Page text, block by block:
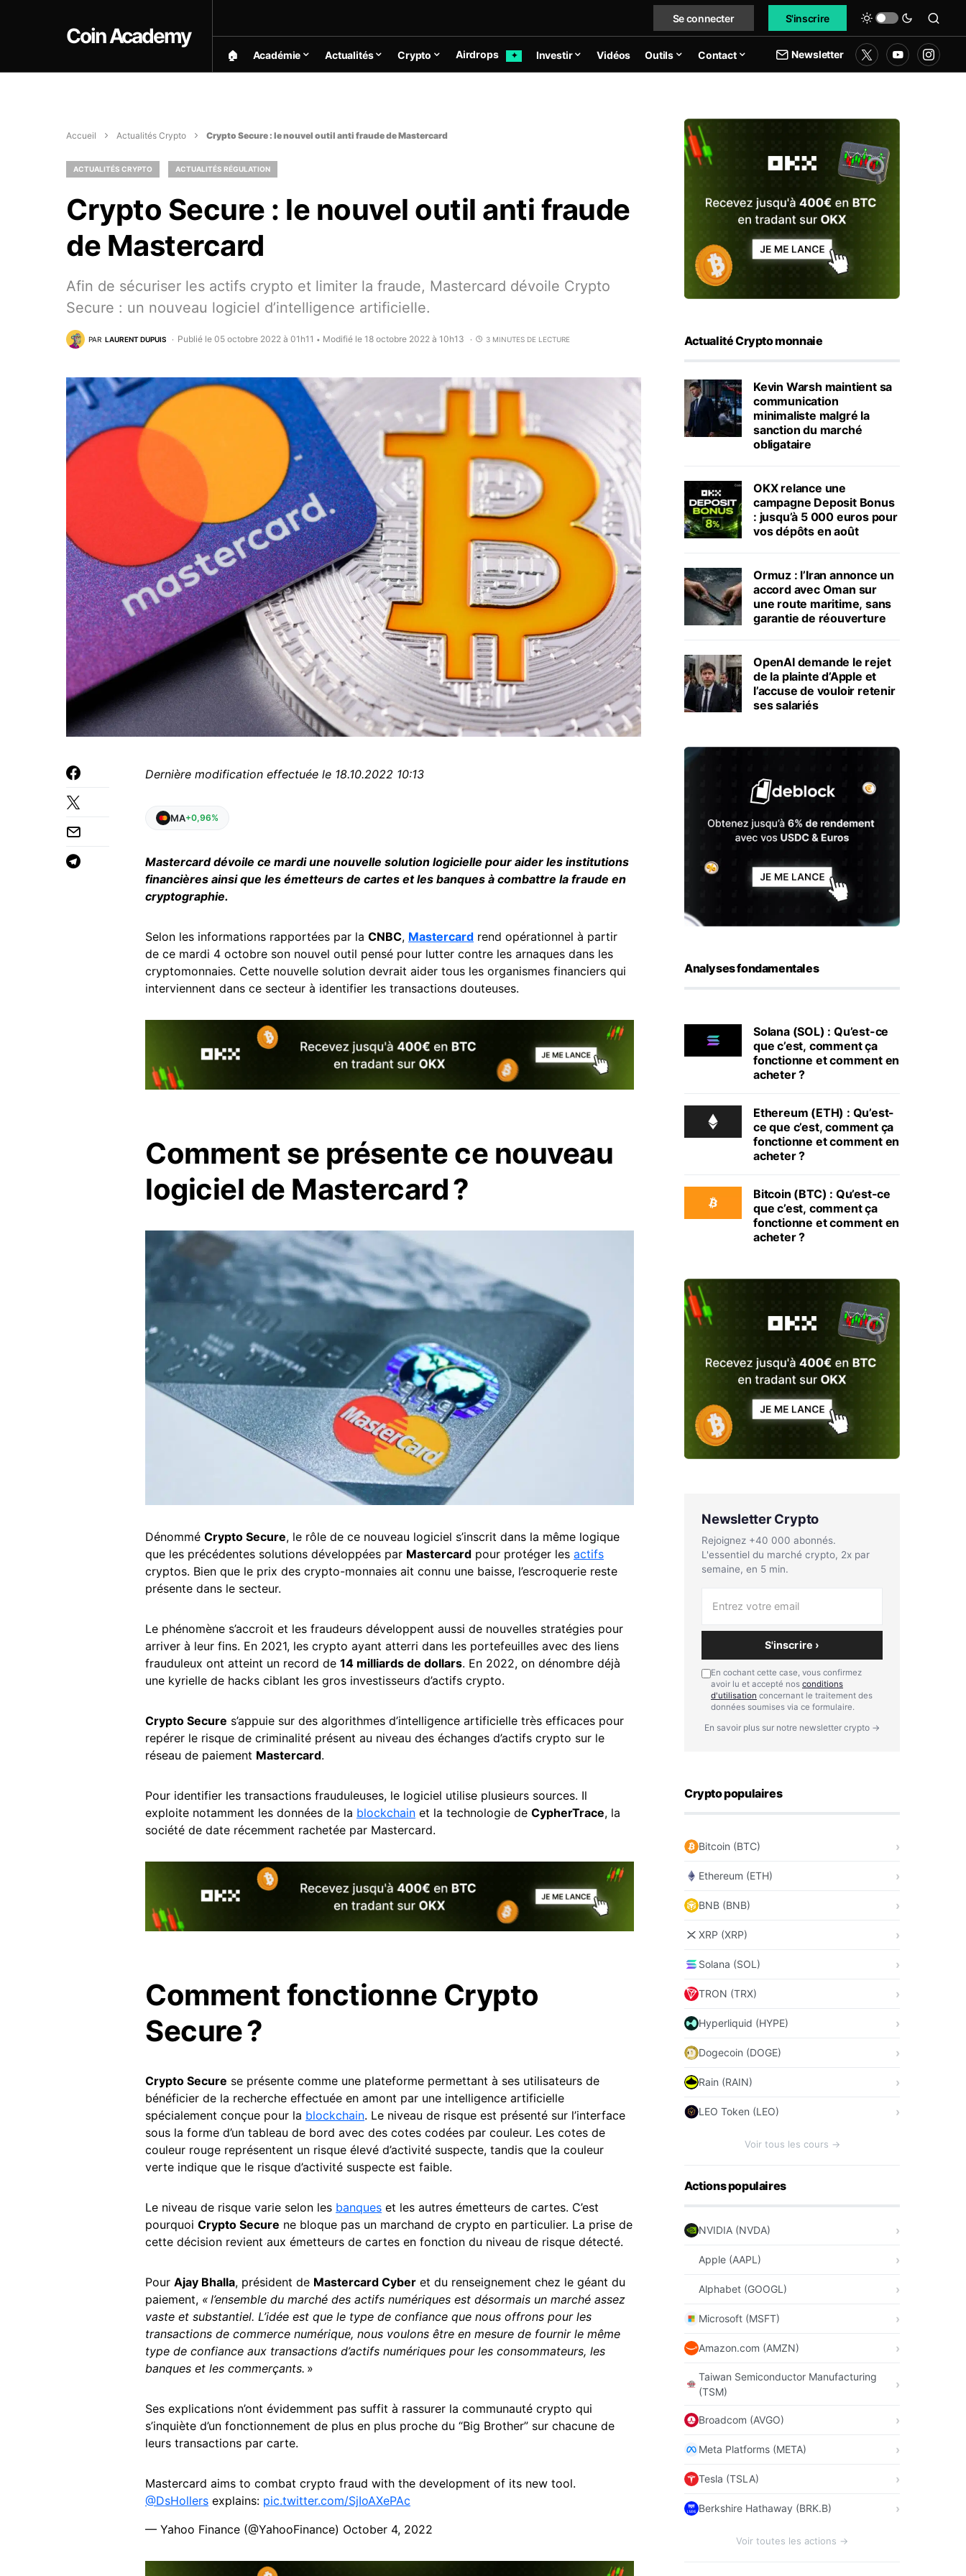
Coin Academy
Se connecter S'inscrire
🏠︎ Académie Actualités Crypto Airdrops ✦ Investir Vidéos Outils Contact Newsletter
Accueil Actualités Crypto Crypto Secure : le nouvel outil anti fraude de Mastercard
ACTUALITÉS CRYPTO ACTUALITÉS RÉGULATION
Crypto Secure : le nouvel outil anti fraude
de Mastercard
Afin de sécuriser les actifs crypto et limiter la fraude, Mastercard dévoile Crypto
Secure : un nouveau logiciel d’intelligence artificielle.
PAR LAURENT DUPUIS Publié le 05 octobre 2022 à 01h11 • Modifié le 18 octobre 2022 à 10h13 3 MINUTES DE LECTURE
Dernière modification effectuée le 18.10.2022 10:13
MA+0,96%
Mastercard dévoile ce mardi une nouvelle solution logicielle pour aider les institutions
financières ainsi que les émetteurs de cartes et les banques à combattre la fraude en
cryptographie.
Selon les informations rapportées par la CNBC, Mastercard rend opérationnel à partir
de ce mardi 4 octobre son nouvel outil pensé pour lutter contre les arnaques dans les
cryptomonnaies. Cette nouvelle solution devrait aider tous les organismes financiers qui
interviennent dans ce secteur à identifier les transactions douteuses.
Comment se présente ce nouveau
logiciel de Mastercard ?
Dénommé Crypto Secure, le rôle de ce nouveau logiciel s’inscrit dans la même logique
que les précédentes solutions développées par Mastercard pour protéger les actifs
cryptos. Bien que le prix des crypto-monnaies ait connu une baisse, l’escroquerie reste
présente dans le secteur.
Le phénomène s’accroit et les fraudeurs développent aussi de nouvelles stratégies pour
arriver à leur fins. En 2021, les crypto ayant atterri dans les portefeuilles avec des liens
frauduleux ont atteint un record de 14 milliards de dollars. En 2022, on dénombre déjà
une kyrielle de hacks ciblant les gros investisseurs d’actifs crypto.
Crypto Secure s’appuie sur des algorithmes d’intelligence artificielle très efficaces pour
repérer le risque de criminalité présent au niveau des échanges d’actifs crypto sur le
réseau de paiement Mastercard.
Pour identifier les transactions frauduleuses, le logiciel utilise plusieurs sources. Il
exploite notamment les données de la blockchain et la technologie de CypherTrace, la
société de date récemment rachetée par Mastercard.
Comment fonctionne Crypto
Secure ?
Crypto Secure se présente comme une plateforme permettant à ses utilisateurs de
bénéficier de la recherche effectuée en amont par une intelligence artificielle
spécialement conçue pour la blockchain. Le niveau de risque est présenté sur l’interface
sous la forme d’un tableau de bord avec des cotes codées par couleur. Les cotes de
couleur rouge représentent un risque élevé d’activité suspecte, tandis que la couleur
verte indique que le risque d’activité suspecte est faible.
Le niveau de risque varie selon les banques et les autres émetteurs de cartes. C’est
pourquoi Crypto Secure ne bloque pas un marchand de crypto en particulier. La prise de
cette décision revient aux émetteurs de cartes en fonction du niveau de risque détecté.
Pour Ajay Bhalla, président de Mastercard Cyber et du renseignement chez le géant du
paiement, « l’ensemble du marché des actifs numériques est désormais un marché assez
vaste et substantiel. L’idée est que le type de confiance que nous offrons pour les
transactions de commerce numérique, nous voulons être en mesure de fournir le même
type de confiance aux transactions d’actifs numériques pour les consommateurs, les
banques et les commerçants. »
Ses explications n’ont évidemment pas suffit à rassurer la communauté crypto qui
s’inquiète d’un fonctionnement de plus en plus proche du “Big Brother” sur chacune de
leurs transactions par carte.
Mastercard aims to combat crypto fraud with the development of its new tool.
@DsHollers explains: pic.twitter.com/SjIoAXePAc
— Yahoo Finance (@YahooFinance) October 4, 2022
Actualité Crypto monnaie
Kevin Warsh maintient sa
communication
minimaliste malgré la
sanction du marché
obligataire
OKX relance une
campagne Deposit Bonus
: jusqu’à 5 000 euros pour
vos dépôts en août
Ormuz : l’Iran annonce un
accord avec Oman sur
une route maritime, sans
garantie de réouverture
OpenAI demande le rejet
de la plainte d’Apple et
l’accuse de vouloir retenir
ses salariés
Analyses fondamentales
Solana (SOL) : Qu’est-ce
que c’est, comment ça
fonctionne et comment en
acheter ?
Ethereum (ETH) : Qu’est-
ce que c’est, comment ça
fonctionne et comment en
acheter ?
Bitcoin (BTC) : Qu’est-ce
que c’est, comment ça
fonctionne et comment en
acheter ?
Newsletter Crypto
Rejoignez +40 000 abonnés.
L'essentiel du marché crypto, 2x par
semaine, en 5 min.
S'inscrire ›
En cochant cette case, vous confirmez
avoir lu et accepté nos conditions
d'utilisation concernant le traitement des
données soumises via ce formulaire.
En savoir plus sur notre newsletter crypto →
Crypto populaires
Bitcoin (BTC)
Ethereum (ETH)
BNB (BNB)
XRP (XRP)
Solana (SOL)
TRON (TRX)
Hyperliquid (HYPE)
Dogecoin (DOGE)
Rain (RAIN)
LEO Token (LEO)
Voir tous les cours →
Actions populaires
NVIDIA (NVDA)
Apple (AAPL)
Alphabet (GOOGL)
Microsoft (MSFT)
Amazon.com (AMZN)
Taiwan Semiconductor Manufacturing
(TSM)
Broadcom (AVGO)
Meta Platforms (META)
Tesla (TSLA)
Berkshire Hathaway (BRK.B)
Voir toutes les actions →